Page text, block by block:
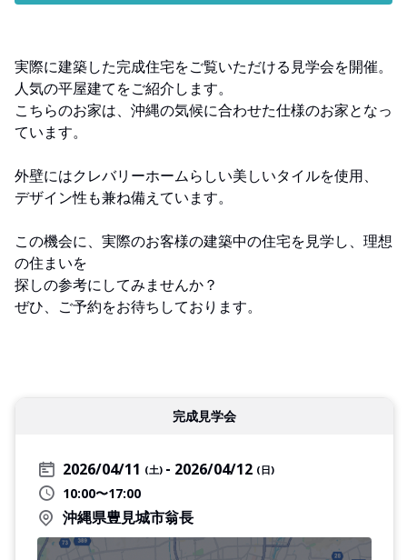
実際に建築した完成住宅をご覧いただける見学会を開催。
人気の平屋建てをご紹介します。
こちらのお家は、沖縄の気候に合わせた仕様のお家となっ
ています。
外壁にはクレバリーホームらしい美しいタイルを使用、
デザイン性も兼ね備えています。
この機会に、実際のお客様の建築中の住宅を見学し、理想
の住まいを
探しの参考にしてみませんか？
ぜひ、ご予約をお待ちしております。
完成見学会
2026/04/11 (土) 2026/04/12 (日)
10:00〜17:00
沖縄県豊見城市翁長